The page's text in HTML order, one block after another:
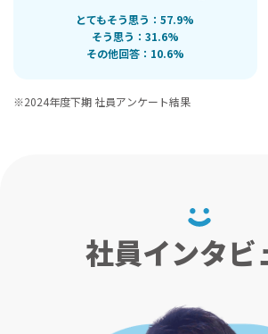
とてもそう思う：57.9%
そう思う：31.6%
その他回答：10.6%
※2024年度下期 社員アンケート結果
社員インタビ